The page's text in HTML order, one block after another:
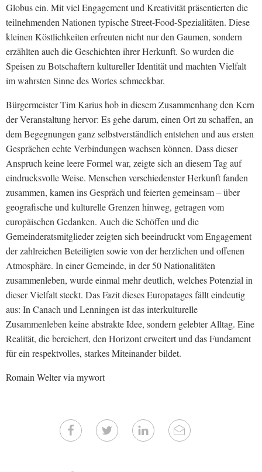
Globus ein. Mit viel Engagement und Kreativität präsentierten die
teilnehmenden Nationen typische Street-Food-Spezialitäten. Diese
kleinen Köstlichkeiten erfreuten nicht nur den Gaumen, sondern
erzählten auch die Geschichten ihrer Herkunft. So wurden die
Speisen zu Botschaftern kultureller Identität und machten Vielfalt
im wahrsten Sinne des Wortes schmeckbar.
Bürgermeister Tim Karius hob in diesem Zusammenhang den Kern
der Veranstaltung hervor: Es gehe darum, einen Ort zu schaffen, an
dem Begegnungen ganz selbstverständlich entstehen und aus ersten
Gesprächen echte Verbindungen wachsen können. Dass dieser
Anspruch keine leere Formel war, zeigte sich an diesem Tag auf
eindrucksvolle Weise. Menschen verschiedenster Herkunft fanden
zusammen, kamen ins Gespräch und feierten gemeinsam – über
geografische und kulturelle Grenzen hinweg, getragen vom
europäischen Gedanken. Auch die Schöffen und die
Gemeinderatsmitglieder zeigten sich beeindruckt vom Engagement
der zahlreichen Beteiligten sowie von der herzlichen und offenen
Atmosphäre. In einer Gemeinde, in der 50 Nationalitäten
zusammenleben, wurde einmal mehr deutlich, welches Potenzial in
dieser Vielfalt steckt. Das Fazit dieses Europatages fällt eindeutig
aus: In Canach und Lenningen ist das interkulturelle
Zusammenleben keine abstrakte Idee, sondern gelebter Alltag. Eine
Realität, die bereichert, den Horizont erweitert und das Fundament
für ein respektvolles, starkes Miteinander bildet.
Romain Welter via mywort